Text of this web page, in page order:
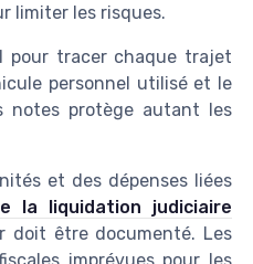
limiter les risques.
pour tracer chaque trajet
personnel utilisé et le
notes protège autant les
et des dépenses liées
la liquidation judiciaire
doit être documenté. Les
imprévues pour les